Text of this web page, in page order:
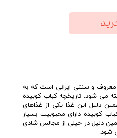
معروف و سنتی ایرانی است که به
می شود. تاریخچه کباب کوبیده
دلیل این غذا یکی از غذاهای
کوبیده دارای محبوبیت بسیار
دلیل در خیلی از مجالس شادی
شود.